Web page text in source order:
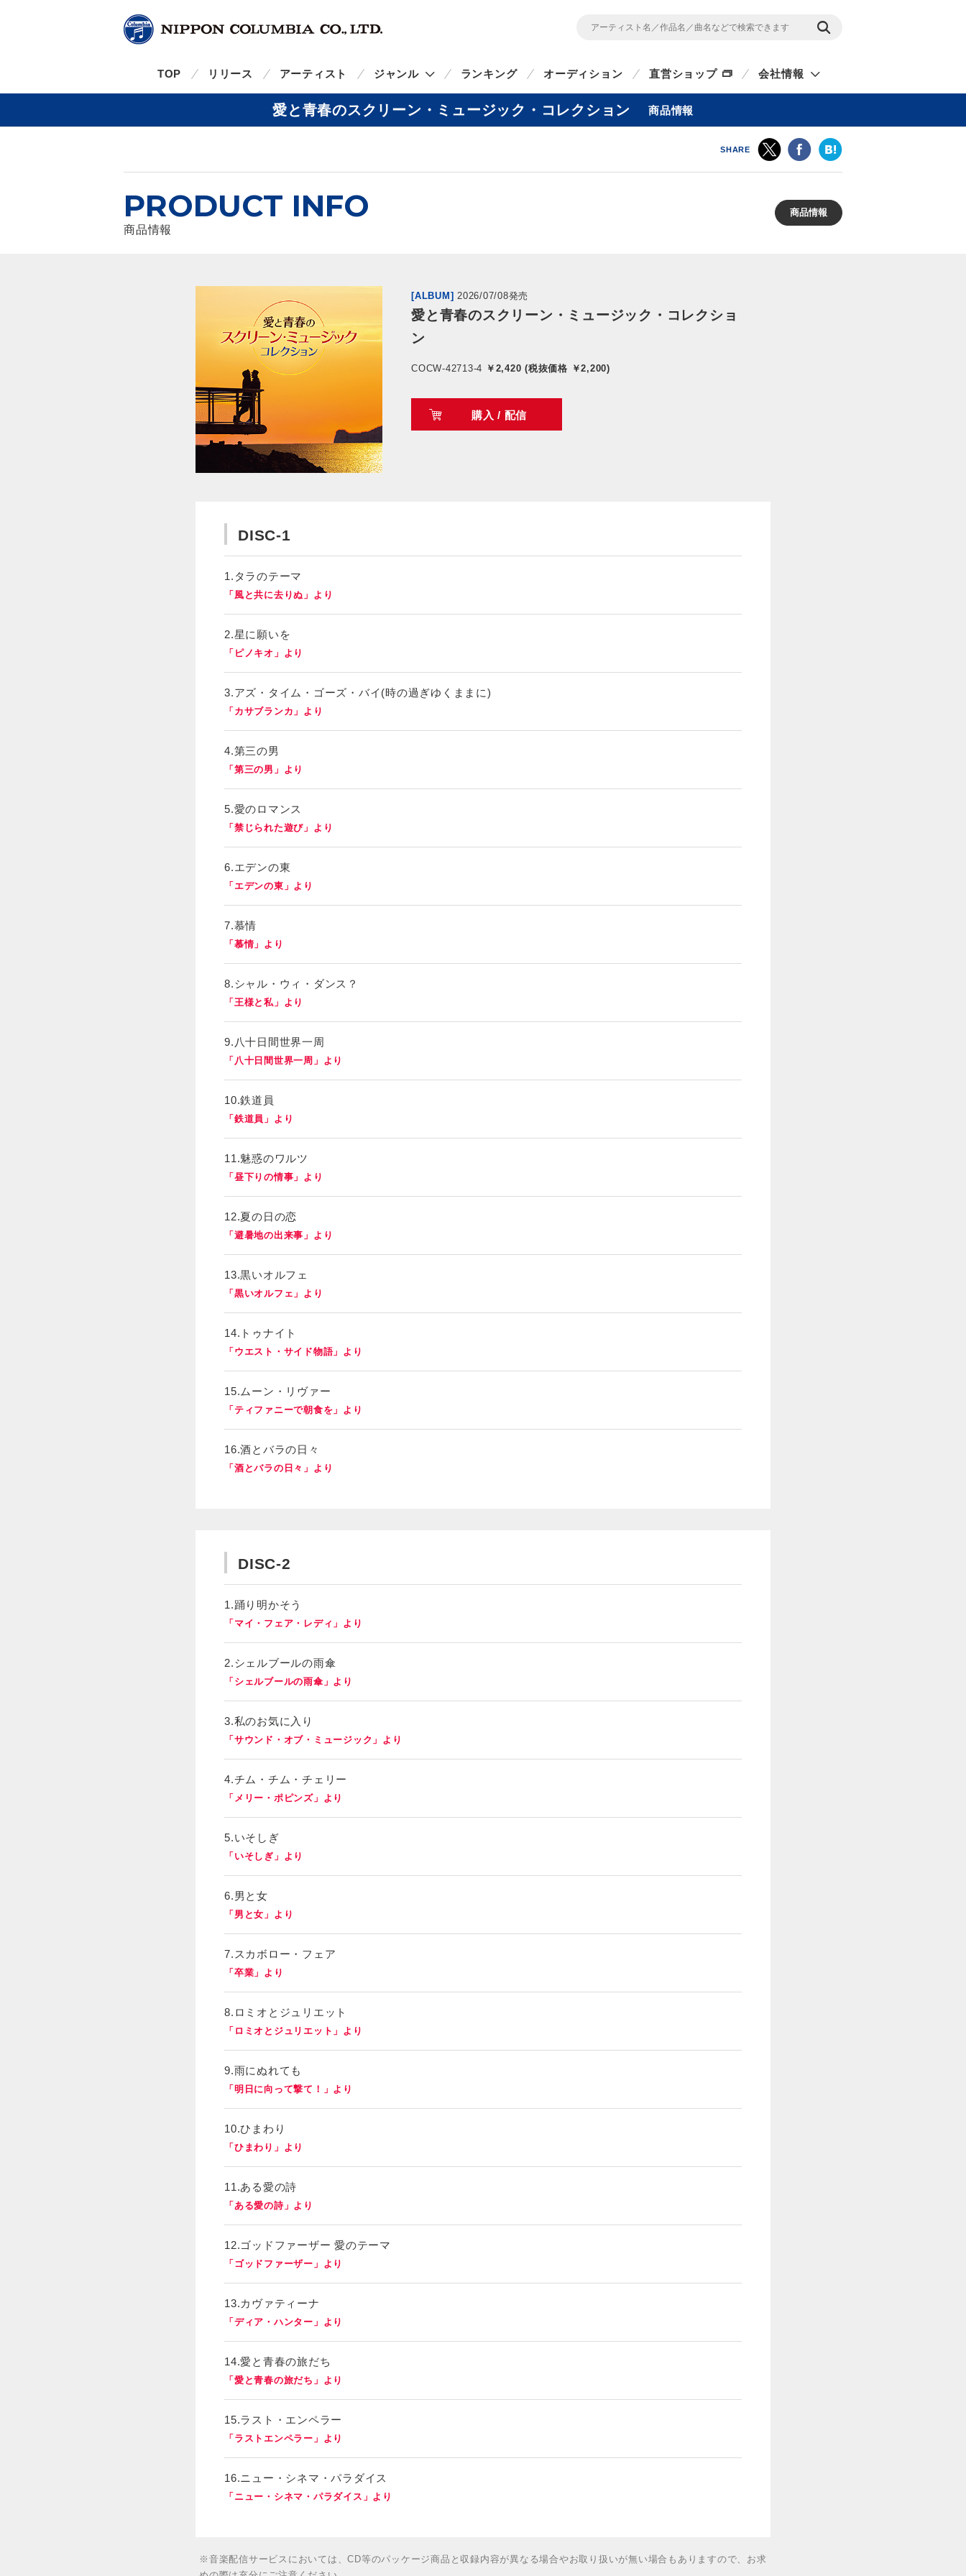
TOP リリース アーティスト ジャンル ランキング オーディション 直営ショップ 会社情報
愛と青春のスクリーン・ミュージック・コレクション 商品情報
SHARE
PRODUCT INFO
商品情報
商品情報
[ALBUM] 2026/07/08発売
愛と青春のスクリーン・ミュージック・コレクショ
ン
COCW-42713-4 ￥2,420 (税抜価格 ￥2,200)
購入 / 配信
DISC-1
1.タラのテーマ
「風と共に去りぬ」より
2.星に願いを
「ピノキオ」より
3.アズ・タイム・ゴーズ・バイ(時の過ぎゆくままに)
「カサブランカ」より
4.第三の男
「第三の男」より
5.愛のロマンス
「禁じられた遊び」より
6.エデンの東
「エデンの東」より
7.慕情
「慕情」より
8.シャル・ウィ・ダンス？
「王様と私」より
9.八十日間世界一周
「八十日間世界一周」より
10.鉄道員
「鉄道員」より
11.魅惑のワルツ
「昼下りの情事」より
12.夏の日の恋
「避暑地の出来事」より
13.黒いオルフェ
「黒いオルフェ」より
14.トゥナイト
「ウエスト・サイド物語」より
15.ムーン・リヴァー
「ティファニーで朝食を」より
16.酒とバラの日々
「酒とバラの日々」より
DISC-2
1.踊り明かそう
「マイ・フェア・レディ」より
2.シェルブールの雨傘
「シェルブールの雨傘」より
3.私のお気に入り
「サウンド・オブ・ミュージック」より
4.チム・チム・チェリー
「メリー・ポピンズ」より
5.いそしぎ
「いそしぎ」より
6.男と女
「男と女」より
7.スカボロー・フェア
「卒業」より
8.ロミオとジュリエット
「ロミオとジュリエット」より
9.雨にぬれても
「明日に向って撃て！」より
10.ひまわり
「ひまわり」より
11.ある愛の詩
「ある愛の詩」より
12.ゴッドファーザー 愛のテーマ
「ゴッドファーザー」より
13.カヴァティーナ
「ディア・ハンター」より
14.愛と青春の旅だち
「愛と青春の旅だち」より
15.ラスト・エンペラー
「ラストエンペラー」より
16.ニュー・シネマ・パラダイス
「ニュー・シネマ・パラダイス」より
※音楽配信サービスにおいては、CD等のパッケージ商品と収録内容が異なる場合やお取り扱いが無い場合もありますので、お求